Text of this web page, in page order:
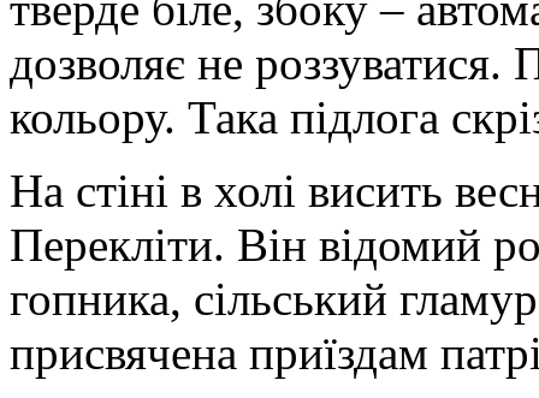
дозволяє не роззуватися.
кольору. Така підлога
На стіні в холі висить
Перекліти. Він відомий
гопника, сільський
присвячена приїздам